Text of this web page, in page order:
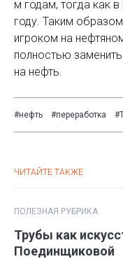
м годам, тогда как
году. Таким
игроком на
полностью
на нефть.
#нефть #переработка
ЧИТАЙТЕ ТАКЖЕ
ПОЛЕЗНАЯ РУБРИКА
Трубы как
Поединщиковой